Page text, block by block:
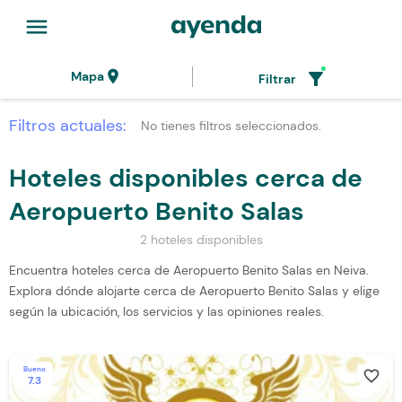
menu
Mapalocation_on Filtrar filter_alt
Filtros actuales: No tienes filtros seleccionados.
Hoteles disponibles cerca de
Aeropuerto Benito Salas
2 hoteles disponibles
Encuentra hoteles cerca de Aeropuerto Benito Salas en Neiva.
Explora dónde alojarte cerca de Aeropuerto Benito Salas y elige
según la ubicación, los servicios y las opiniones reales.
Bueno
7.3 favorite_border